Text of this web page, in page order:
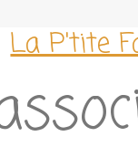
La P'tite